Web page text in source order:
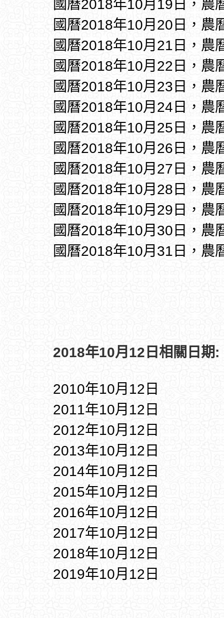
國曆2018年10月19日，農
國曆2018年10月20日，農
國曆2018年10月21日，農
國曆2018年10月22日，農
國曆2018年10月23日，農
國曆2018年10月24日，農
國曆2018年10月25日，農
國曆2018年10月26日，農
國曆2018年10月27日，農
國曆2018年10月28日，農
國曆2018年10月29日，農
國曆2018年10月30日，農
國曆2018年10月31日，農
2018年10月12日相關日期:
2010年10月12日
2011年10月12日
2012年10月12日
2013年10月12日
2014年10月12日
2015年10月12日
2016年10月12日
2017年10月12日
2018年10月12日
2019年10月12日